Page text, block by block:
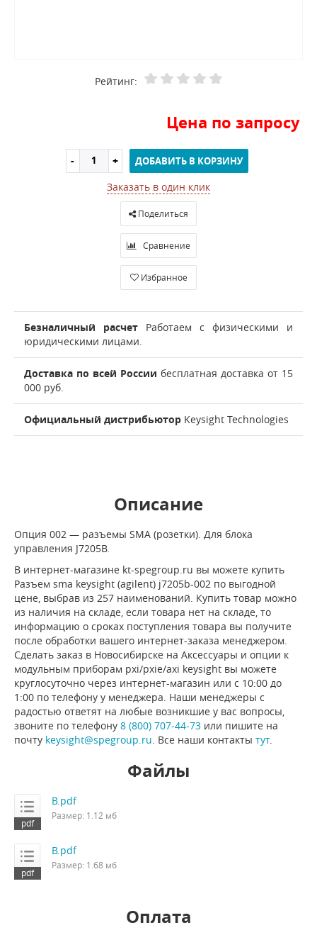
Рейтинг:
Цена по запросу
ДОБАВИТЬ В КОРЗИНУ
Заказать в один клик
Поделиться
Сравнение
Избранное
Безналичный расчет Работаем с физическими и
юридическими лицами.
Доставка по всей России бесплатная доставка от 15
000 руб.
Официальный дистрибьютор Keysight Technologies
Описание
Опция 002 — разъемы SMA (розетки). Для блока
управления J7205B.
В интернет-магазине kt-spegroup.ru вы можете купить
Разъем sma keysight (agilent) j7205b-002 по выгодной
цене, выбрав из 257 наименований. Купить товар можно
из наличия на складе, если товара нет на складе, то
информацию о сроках поступления товара вы получите
после обработки вашего интернет-заказа менеджером.
Сделать заказ в Новосибирске на Аксессуары и опции к
модульным приборам pxi/pxie/axi keysight вы можете
круглосуточно через интернет-магазин или с 10:00 до
1:00 по телефону у менеджера. Наши менеджеры с
радостью ответят на любые возникшие у вас вопросы,
звоните по телефону 8 (800) 707-44-73 или пишите на
почту keysight@spegroup.ru. Все наши контакты тут.
Файлы
B.pdf
Размер: 1.12 мб
B.pdf
Размер: 1.68 мб
Оплата